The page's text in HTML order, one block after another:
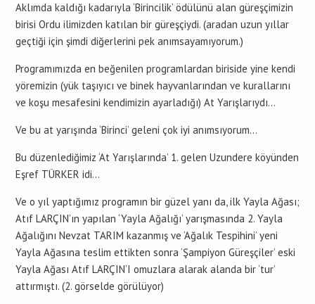
Aklımda kaldığı kadarıyla ‘Birincilik’ ödülünü alan güreşçimizin
birisi Ordu ilimizden katılan bir güreşçiydi. (aradan uzun yıllar
geçtiği için şimdi diğerlerini pek anımsayamıyorum.)
Programımızda en beğenilen programlardan biriside yine kendi
yöremizin (yük taşıyıcı ve binek hayvanlarından ve kurallarını
ve koşu mesafesini kendimizin ayarladığı) At Yarışlarıydı…
Ve bu at yarışında ‘Birinci’ geleni çok iyi anımsıyorum…
Bu düzenlediğimiz ‘At Yarışlarında’ 1. gelen Uzundere köyünden
Eşref TÜRKER idi…
Ve o yıl yaptığımız programın bir güzel yanı da, ilk Yayla Ağası;
Atıf LARÇIN’ın yapılan ‘Yayla Ağalığı’ yarışmasında 2. Yayla
Ağalığını Nevzat TARIM kazanmış ve ‘Ağalık Tespihini’ yeni
Yayla Ağasına teslim ettikten sonra ‘Şampiyon Güreşçiler’ eski
Yayla Ağası Atıf LARÇIN’I omuzlara alarak alanda bir ‘tur’
attırmıştı. (2. görselde görülüyor)